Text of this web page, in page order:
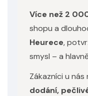
Více než 2
shopu a
Heurece,
smysl – a
Zákazníci u
dodání,